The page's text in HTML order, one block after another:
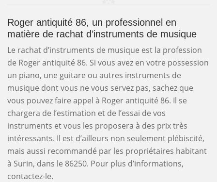
Roger antiquité 86, un professionnel en
matière de rachat d’instruments de musique
Le rachat d’instruments de musique est la profession
de Roger antiquité 86. Si vous avez en votre possession
un piano, une guitare ou autres instruments de
musique dont vous ne vous servez pas, sachez que
vous pouvez faire appel à Roger antiquité 86. Il se
chargera de l’estimation et de l’essai de vos
instruments et vous les proposera à des prix très
intéressants. Il est d’ailleurs non seulement plébiscité,
mais aussi recommandé par les propriétaires habitant
à Surin, dans le 86250. Pour plus d’informations,
contactez-le.